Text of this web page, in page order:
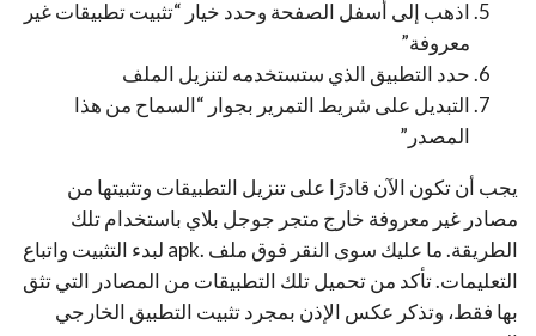
اذهب إلى أسفل الصفحة وحدد خيار “تثبيت تطبيقات غير
معروفة”
حدد التطبيق الذي ستستخدمه لتنزيل الملف
التبديل على شريط التمرير بجوار “السماح من هذا
المصدر”
يجب أن تكون الآن قادرًا على تنزيل التطبيقات وتثبيتها من
مصادر غير معروفة خارج متجر جوجل بلاي باستخدام تلك
الطريقة. ما عليك سوى النقر فوق ملف .apk لبدء التثبيت واتباع
التعليمات. تأكد من تحميل تلك التطبيقات من المصادر التي تثق
بها فقط، وتذكر عكس الإذن بمجرد تثبيت التطبيق الخارجي